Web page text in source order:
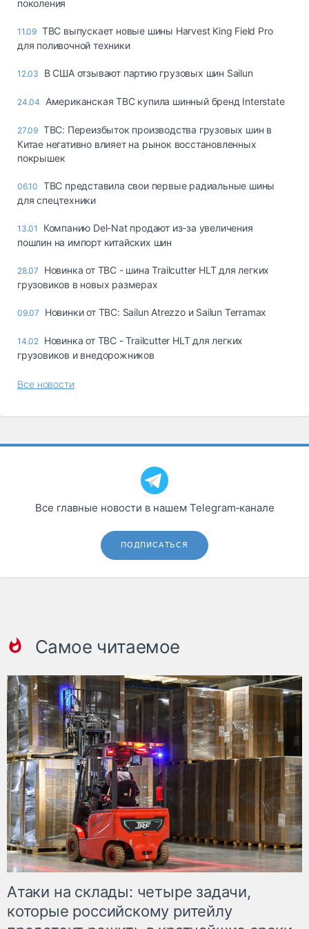
поколения
11.09 TBC выпускает новые шины Harvest King Field Pro
для поливочной техники
12.03 В США отзывают партию грузовых шин Sailun
24.04 Американская TBC купила шинный бренд Interstate
27.09 TBC: Переизбыток производства грузовых шин в
Китае негативно влияет на рынок восстановленных
покрышек
06.10 TBC представила свои первые радиальные шины
для спецтехники
13.01
Компанию Del-Nat продают из-за увеличения
пошлин на импорт китайских шин
28.07
Новинка от TBC - шина Trailcutter HLT для легких
грузовиков в новых размерах
09.07 Новинки от TBC: Sailun Atrezzo и Sailun Terramax
14.02 Новинка от TBC - Trailcutter HLT для легких
грузовиков и внедорожников
Все новости
Все главные новости в нашем Telegram‑канале
ПОДПИСАТЬСЯ
Самое читаемое
Атаки на склады: четыре задачи,
которые российскому ритейлу